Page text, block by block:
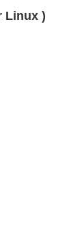
Linux )